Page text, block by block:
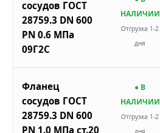
сосудов ГОСТ
28759.3 DN 600
PN 0.6 МПа
09Г2С
НАЛИЧИИ
Отгрузка 1-2
дня
Фланец
сосудов ГОСТ
28759.3 DN 600
PN 1.0 МПа ст.20
● В
НАЛИЧИИ
Отгрузка 1-2
дня